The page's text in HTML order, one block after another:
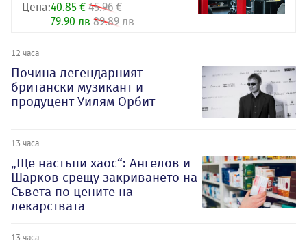
Цена:40.85 € 45.96 €
79.90 лв 89.89 лв
12 часа
Почина легендарният
британски музикант и
продуцент Уилям Орбит
13 часа
„Ще настъпи хаос“: Ангелов и
Шарков срещу закриването на
Съвета по цените на
лекарствата
13 часа